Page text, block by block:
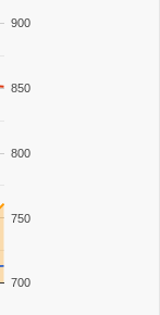
700
750
800
850
900